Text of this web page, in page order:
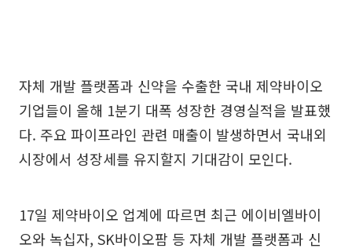
자체 개발 플랫폼과 신약을 수출한 국내 제약바이오
기업들이 올해 1분기 대폭 성장한 경영실적을 발표했
다. 주요 파이프라인 관련 매출이 발생하면서 국내외
시장에서 성장세를 유지할지 기대감이 모인다.
17일 제약바이오 업계에 따르면 최근 에이비엘바이
오와 녹십자, SK바이오팜 등 자체 개발 플랫폼과 신